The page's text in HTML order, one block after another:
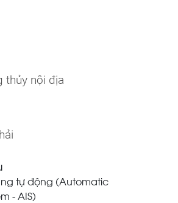
thủy nội địa
tự động (Automatic
- AIS)